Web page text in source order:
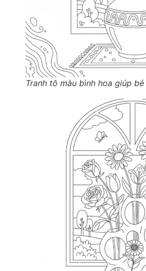
Tranh tô màu bình hoa giúp